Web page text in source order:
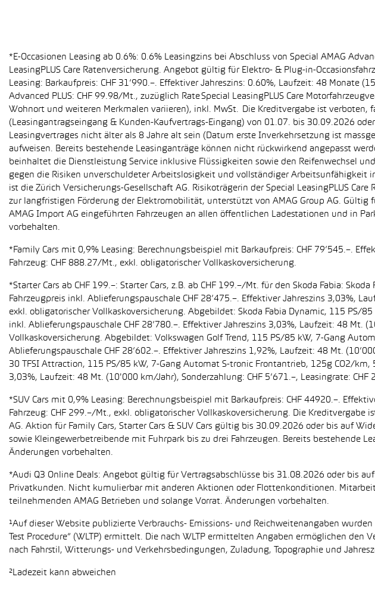
*E-Occasionen Leasing ab 0.6%: 0.6% Leasingzins bei Abschluss von Special AMAG
LeasingPLUS Care Ratenversicherung. Angebot gültig für Elektro- & Plug-in-
Leasing: Barkaufpreis: CHF 31’990.–. Effektiver Jahreszins: 0.60%, Laufzeit: 48 Monate
Advanced PLUS: CHF 99.98/Mt., zuzüglich Rate Special LeasingPLUS Care
Wohnort und weiteren Merkmalen variieren), inkl. MwSt. Die Kreditvergabe ist
(Leasingantragseingang & Kunden-Kaufvertrags-Eingang) von 01.07. bis 30.09.2026
Leasingvertrages nicht älter als 8 Jahre alt sein (Datum erste Inverkehrsetzung ist
aufweisen. Bereits bestehende Leasinganträge können nicht rückwirkend angepasst
beinhaltet die Dienstleistung Service inklusive Flüssigkeiten sowie den Reifenwechsel
gegen die Risiken unverschuldeter Arbeitslosigkeit und vollständiger Arbeitsunfähigkeit
ist die Zürich Versicherungs-Gesellschaft AG. Risikoträgerin der Special LeasingPLUS
zur langfristigen Förderung der Elektromobilität, unterstützt von AMAG Group AG.
AMAG Import AG eingeführten Fahrzeugen an allen öffentlichen Ladestationen und in
vorbehalten.
*Family Cars mit 0,9% Leasing: Berechnungsbeispiel mit Barkaufpreis: CHF 79’545.–.
Fahrzeug: CHF 888.27/Mt., exkl. obligatorischer Vollkaskoversicherung.
*Starter Cars ab CHF 199.–: Starter Cars, z.B. ab CHF 199.–/Mt. für den Skoda Fabia:
Fahrzeugpreis inkl. Ablieferungspauschale CHF 28’475.–. Effektiver Jahreszins 3,03%,
exkl. obligatorischer Vollkaskoversicherung. Abgebildet: Skoda Fabia Dynamic, 115 PS/
inkl. Ablieferungspauschale CHF 28’780.–. Effektiver Jahreszins 3,03%, Laufzeit: 48 Mt.
Vollkaskoversicherung. Abgebildet: Volkswagen Golf Trend, 115 PS/85 kW, 7-Gang
Ablieferungspauschale CHF 28’602.–. Effektiver Jahreszins 1,92%, Laufzeit: 48 Mt.
30 TFSI Attraction, 115 PS/85 kW, 7-Gang Automat S-tronic Frontantrieb, 125g CO2/
3,03%, Laufzeit: 48 Mt. (10'000 km/Jahr), Sonderzahlung: CHF 5’671.–, Leasingrate: CHF
*SUV Cars mit 0,9% Leasing: Berechnungsbeispiel mit Barkaufpreis: CHF 44920.–.
Fahrzeug: CHF 299.–/Mt., exkl. obligatorischer Vollkaskoversicherung. Die
AG. Aktion für Family Cars, Starter Cars & SUV Cars gültig bis 30.09.2026 oder bis auf
sowie Kleingewerbetreibende mit Fuhrpark bis zu drei Fahrzeugen. Bereits bestehende
Änderungen vorbehalten.
*Audi Q3 Online Deals: Angebot gültig für Vertragsabschlüsse bis 31.08.2026 oder bis
Privatkunden. Nicht kumulierbar mit anderen Aktionen oder Flottenkonditionen.
teilnehmenden AMAG Betrieben und solange Vorrat. Änderungen vorbehalten.
¹Auf dieser Website publizierte Verbrauchs- Emissions- und Reichweitenangaben
Test Procedure“ (WLTP) ermittelt. Die nach WLTP ermittelten Angaben ermöglichen
nach Fahrstil, Witterungs- und Verkehrsbedingungen, Zuladung, Topographie und
²Ladezeit kann abweichen